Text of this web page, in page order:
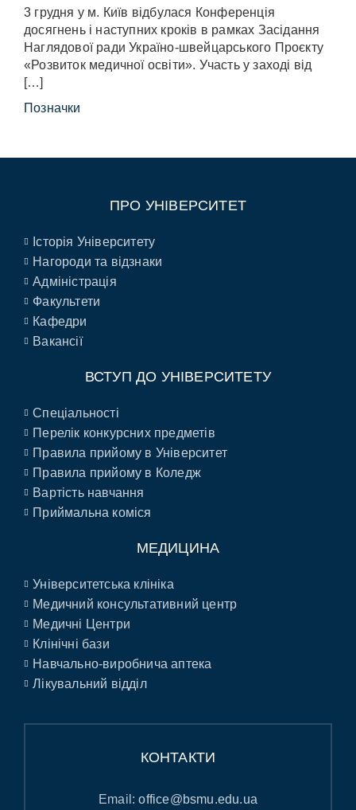
3 грудня у м. Київ відбулася Конференція
досягнень і наступних кроків в рамках Засідання
Наглядової ради Україно-швейцарського Проєкту
«Розвиток медичної освіти». Участь у заході від
[…]
Позначки
ПРО УНІВЕРСИТЕТ
Історія Університету
Нагороди та відзнаки
Адміністрація
Факультети
Кафедри
Вакансії
ВСТУП ДО УНІВЕРСИТЕТУ
Спеціальності
Перелік конкурсних предметів
Правила прийому в Університет
Правила прийому в Коледж
Вартість навчання
Приймальна коміся
МЕДИЦИНА
Університетська клініка
Медичний консультативний центр
Медичні Центри
Клінічні бази
Навчально-виробнича аптека
Лікувальний відділ
КОНТАКТИ
Email:office@bsmu.edu.ua